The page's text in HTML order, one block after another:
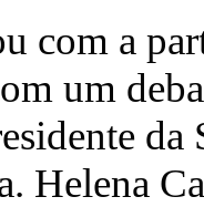
com a
um
da
Helena